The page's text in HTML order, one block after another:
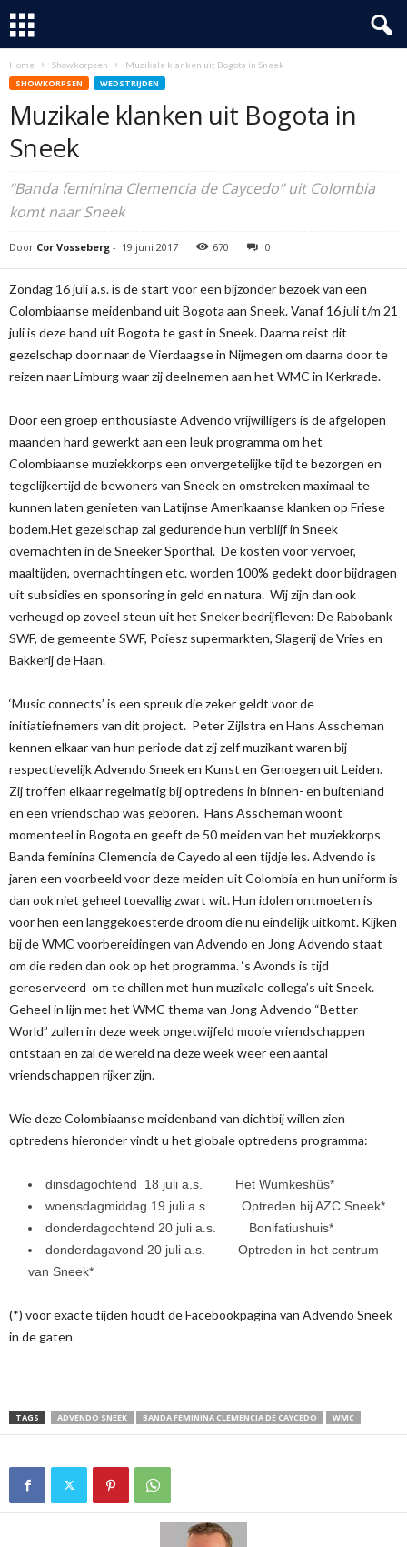
Home Showkorpsen Muzikale klanken uit Bogota in Sneek
SHOWKORPSEN WEDSTRIJDEN
Muzikale klanken uit Bogota in
Sneek
“Banda feminina Clemencia de Caycedo” uit Colombia
komt naar Sneek
Door Cor Vosseberg - 19 juni 2017 670 0
Zondag 16 juli a.s. is de start voor een bijzonder bezoek van een
Colombiaanse meidenband uit Bogota aan Sneek. Vanaf 16 juli t/m 21
juli is deze band uit Bogota te gast in Sneek. Daarna reist dit
gezelschap door naar de Vierdaagse in Nijmegen om daarna door te
reizen naar Limburg waar zij deelnemen aan het WMC in Kerkrade.
Door een groep enthousiaste Advendo vrijwilligers is de afgelopen
maanden hard gewerkt aan een leuk programma om het
Colombiaanse muziekkorps een onvergetelijke tijd te bezorgen en
tegelijkertijd de bewoners van Sneek en omstreken maximaal te
kunnen laten genieten van Latijnse Amerikaanse klanken op Friese
bodem.Het gezelschap zal gedurende hun verblijf in Sneek
overnachten in de Sneeker Sporthal. De kosten voor vervoer,
maaltijden, overnachtingen etc. worden 100% gedekt door bijdragen
uit subsidies en sponsoring in geld en natura. Wij zijn dan ook
verheugd op zoveel steun uit het Sneker bedrijfleven: De Rabobank
SWF, de gemeente SWF, Poiesz supermarkten, Slagerij de Vries en
Bakkerij de Haan.
‘Music connects’ is een spreuk die zeker geldt voor de
initiatiefnemers van dit project. Peter Zijlstra en Hans Asscheman
kennen elkaar van hun periode dat zij zelf muzikant waren bij
respectievelijk Advendo Sneek en Kunst en Genoegen uit Leiden.
Zij troffen elkaar regelmatig bij optredens in binnen- en buitenland
en een vriendschap was geboren. Hans Asscheman woont
momenteel in Bogota en geeft de 50 meiden van het muziekkorps
Banda feminina Clemencia de Cayedo al een tijdje les. Advendo is
jaren een voorbeeld voor deze meiden uit Colombia en hun uniform is
dan ook niet geheel toevallig zwart wit. Hun idolen ontmoeten is
voor hen een langgekoesterde droom die nu eindelijk uitkomt. Kijken
bij de WMC voorbereidingen van Advendo en Jong Advendo staat
om die reden dan ook op het programma. ‘s Avonds is tijd
gereserveerd om te chillen met hun muzikale collega’s uit Sneek.
Geheel in lijn met het WMC thema van Jong Advendo “Better
World” zullen in deze week ongetwijfeld mooie vriendschappen
ontstaan en zal de wereld na deze week weer een aantal
vriendschappen rijker zijn.
Wie deze Colombiaanse meidenband van dichtbij willen zien
optredens hieronder vindt u het globale optredens programma:
dinsdagochtend 18 juli a.s. Het Wumkeshûs*
woensdagmiddag 19 juli a.s. Optreden bij AZC Sneek*
donderdagochtend 20 juli a.s. Bonifatiushuis*
donderdagavond 20 juli a.s. Optreden in het centrum
van Sneek*
(*) voor exacte tijden houdt de Facebookpagina van Advendo Sneek
in de gaten
TAGS ADVENDO SNEEK BANDA FEMININA CLEMENCIA DE CAYCEDO WMC